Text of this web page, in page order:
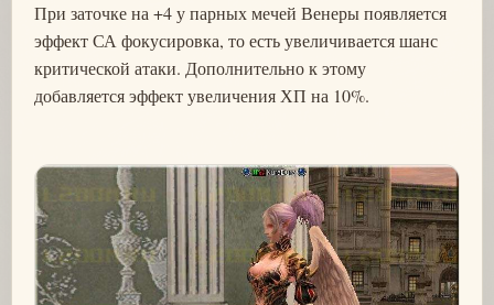
При заточке на +4 у парных мечей Венеры появляется
эффект СА фокусировка, то есть увеличивается шанс
критической атаки. Дополнительно к этому
добавляется эффект увеличения ХП на 10%.